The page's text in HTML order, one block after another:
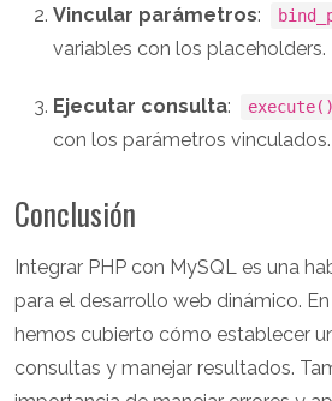
Vincular parámetros:
variables con los placeholders.
Ejecutar consulta:
con los parámetros vinculados.
Conclusión
Integrar PHP con MySQL es una
para el desarrollo web dinámico.
hemos cubierto cómo establecer
consultas y manejar resultados.